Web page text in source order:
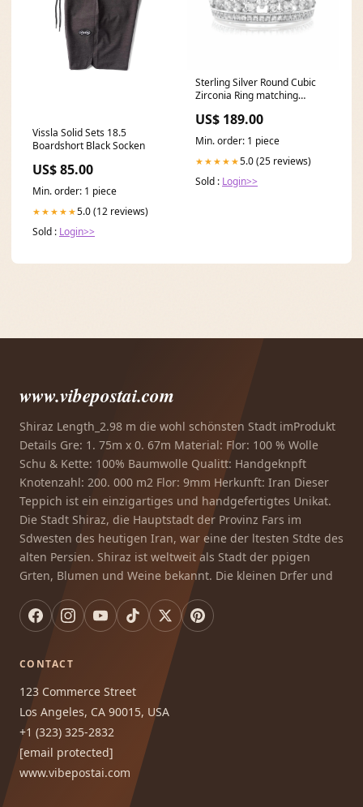
Vissla Solid Sets 18.5
Boardshort Black Socken
US$ 85.00
Min. order: 1 piece
★★★★★5.0 (12 reviews)
Sold : Login>>
Sterling Silver Round Cubic
Zirconia Ring matching
US$ 189.00
Min. order: 1 piece
★★★★★5.0 (25 reviews)
Sold : Login>>
www.vibepostai.com
Shiraz Length_2.98 m die wohl schönsten Stadt imProdukt
Details Gre: 1. 75m x 0. 67m Material: Flor: 100 % Wolle
Schu & Kette: 100% Baumwolle Qualitt: Handgeknpft
Knotenzahl: 200. 000 m2 Flor: 9mm Herkunft: Iran Dieser
Teppich ist ein einzigartiges und handgefertigtes Unikat.
Die Stadt Shiraz, die Hauptstadt der Provinz Fars im
Sdwesten des heutigen Iran, war eine der ltesten Stdte des
alten Persien. Shiraz ist weltweit als Stadt der ppigen
Grten, Blumen und Weine bekannt. Die kleinen Drfer und
CONTACT
123 Commerce Street
Los Angeles, CA 90015, USA
+1 (323) 325-2832
[email protected]
www.vibepostai.com